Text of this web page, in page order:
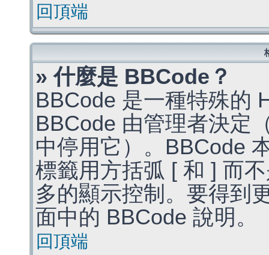
回頂端
» 什麼是 BBCode？
BBCode 是一種特殊的
BBCode 由管理者決定
中停用它）。BBCode
標籤用方括弧 [ 和 ] 而
多的顯示控制。要得到
面中的 BBCode 說明。
回頂端